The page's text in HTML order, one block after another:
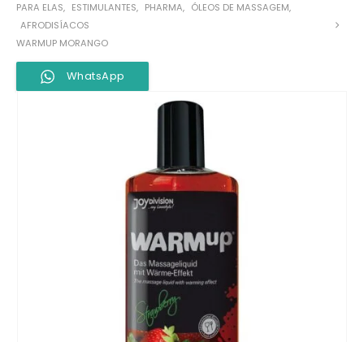
PARA ELAS, ESTIMULANTES, PHARMA, ÓLEOS DE MASSAGEM,
AFRODISÍACOS
WARMUP MORANGO
WhatsApp